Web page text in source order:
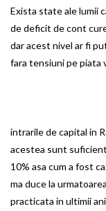
Exista state ale lumii
de deficit de cont
dar acest nivel ar fi
fara tensiuni pe piata
intrarile de capital in
acestea sunt
10% asa cum a fost
ma duce la
practicata in ultimii